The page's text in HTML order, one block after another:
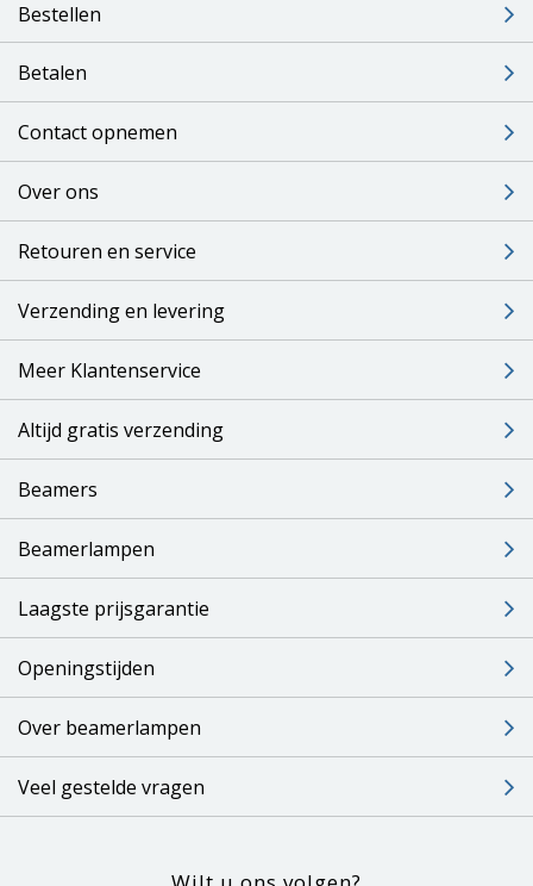
Bestellen
Betalen
Contact opnemen
Over ons
Retouren en service
Verzending en levering
Meer Klantenservice
Altijd gratis verzending
Beamers
Beamerlampen
Laagste prijsgarantie
Openingstijden
Over beamerlampen
Veel gestelde vragen